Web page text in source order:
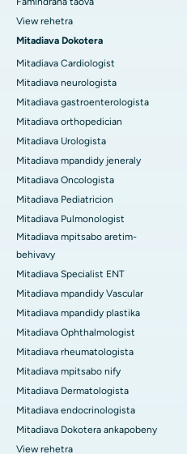
View rehetra
Mitadiava Dokotera
Mitadiava Cardiologist
Mitadiava neurologista
Mitadiava gastroenterologista
Mitadiava orthopedician
Mitadiava Urologista
Mitadiava mpandidy jeneraly
Mitadiava Oncologista
Mitadiava Pediatricion
Mitadiava Pulmonologist
Mitadiava mpitsabo aretim-
behivavy
Mitadiava Specialist ENT
Mitadiava mpandidy Vascular
Mitadiava mpandidy plastika
Mitadiava Ophthalmologist
Mitadiava rheumatologista
Mitadiava mpitsabo nify
Mitadiava Dermatologista
Mitadiava endocrinologista
Mitadiava Dokotera ankapobeny
View rehetra